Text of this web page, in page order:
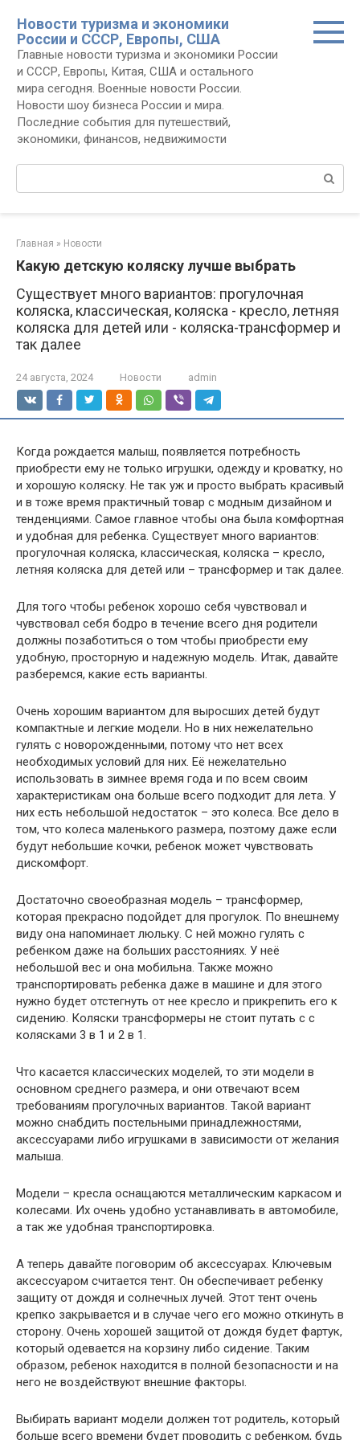
контенту
Новости туризма и экономики
России и СССР, Европы, США
Главные новости туризма и экономики России
и СССР, Европы, Китая, США и остального
мира сегодня. Военные новости России.
Новости шоу бизнеса России и мира.
Последние события для путешествий,
экономики, финансов, недвижимости
Поиск:
Главная » Новости
Какую детскую коляску лучше выбрать
Существует много вариантов: прогулочная
коляска, классическая, коляска - кресло, летняя
коляска для детей или - коляска-трансформер и
так далее
24 августа, 2024 Новости admin
Когда рождается малыш, появляется потребность
приобрести ему не только игрушки, одежду и кроватку, но
и хорошую коляску. Не так уж и просто выбрать красивый
и в тоже время практичный товар с модным дизайном и
тенденциями. Самое главное чтобы она была комфортная
и удобная для ребенка. Существует много вариантов:
прогулочная коляска, классическая, коляска – кресло,
летняя коляска для детей или – трансформер и так далее.
Для того чтобы ребенок хорошо себя чувствовал и
чувствовал себя бодро в течение всего дня родители
должны позаботиться о том чтобы приобрести ему
удобную, просторную и надежную модель. Итак, давайте
разберемся, какие есть варианты.
Очень хорошим вариантом для выросших детей будут
компактные и легкие модели. Но в них нежелательно
гулять с новорожденными, потому что нет всех
необходимых условий для них. Её нежелательно
использовать в зимнее время года и по всем своим
характеристикам она больше всего подходит для лета. У
них есть небольшой недостаток – это колеса. Все дело в
том, что колеса маленького размера, поэтому даже если
будут небольшие кочки, ребенок может чувствовать
дискомфорт.
Достаточно своеобразная модель – трансформер,
которая прекрасно подойдет для прогулок. По внешнему
виду она напоминает люльку. С ней можно гулять с
ребенком даже на больших расстояниях. У неё
небольшой вес и она мобильна. Также можно
транспортировать ребенка даже в машине и для этого
нужно будет отстегнуть от нее кресло и прикрепить его к
сидению. Коляски трансформеры не стоит путать с с
колясками 3 в 1 и 2 в 1.
Что касается классических моделей, то эти модели в
основном среднего размера, и они отвечают всем
требованиям прогулочных вариантов. Такой вариант
можно снабдить постельными принадлежностями,
аксессуарами либо игрушками в зависимости от желания
малыша.
Модели – кресла оснащаются металлическим каркасом и
колесами. Их очень удобно устанавливать в автомобиле,
а так же удобная транспортировка.
А теперь давайте поговорим об аксессуарах. Ключевым
аксессуаром считается тент. Он обеспечивает ребенку
защиту от дождя и солнечных лучей. Этот тент очень
крепко закрывается и в случае чего его можно откинуть в
сторону. Очень хорошей защитой от дождя будет фартук,
который одевается на корзину либо сидение. Таким
образом, ребенок находится в полной безопасности и на
него не воздействуют внешние факторы.
Выбирать вариант модели должен тот родитель, который
больше всего времени будет проводить с ребенком, будь